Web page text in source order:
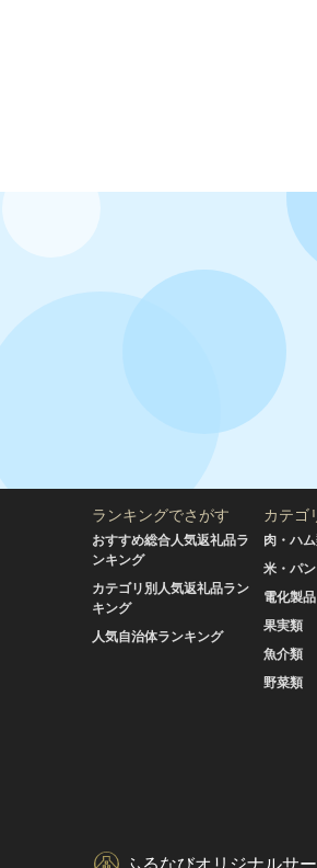
ランキングでさがす
おすすめ総合人気返礼品ラ
ンキング
カテゴリ別人気返礼品ラン
キング
人気自治体ランキング
カテゴ
肉・ハ
米・パン
電化製品
果実類
魚介類
野菜類